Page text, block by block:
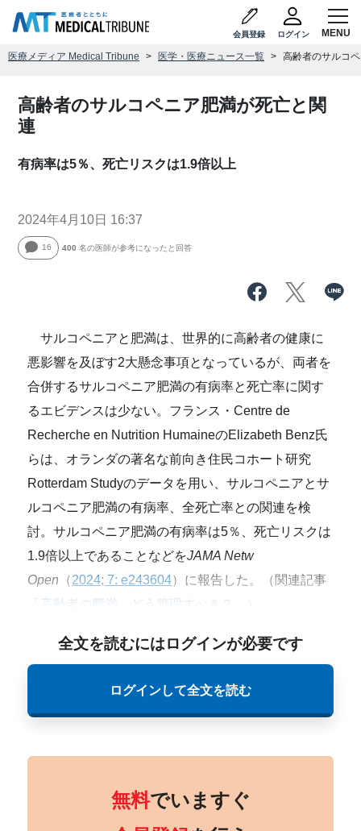
会員登録 ログイン
医療メディア Medical Tribune 医学・医療ニュース一覧 高齢者のサルコ
高齢者のサルコペニア肥満が死亡と関
連
有病率は5％、死亡リスクは1.9倍以上
2024年4月10日 16:37
16 400 名の医師が参考になったと回答
サルコペニアと肥満は、世界的に高齢者の健康に
悪影響を及ぼす2大懸念事項となっているが、両者を
合併するサルコペニア肥満の有病率と死亡率に関す
るエビデンスは少ない。フランス・Centre de
Recherche en Nutrition HumaineのElizabeth Benz氏
らは、オランダの著名な前向き住民コホート研究
Rotterdam Studyのデータを用い、サルコペニアとサ
ルコペニア肥満の有病率、全死亡率との関連を検
討。サルコペニア肥満の有病率は5％、死亡リスクは
1.9倍以上であることなどをJAMA Netw
Open （2024; 7: e243604）に報告した。（関連記事
高齢者の肥満、どう管理すべき？
全文を読むにはログインが必要です
ログインして全文を読む
無料でいますぐ